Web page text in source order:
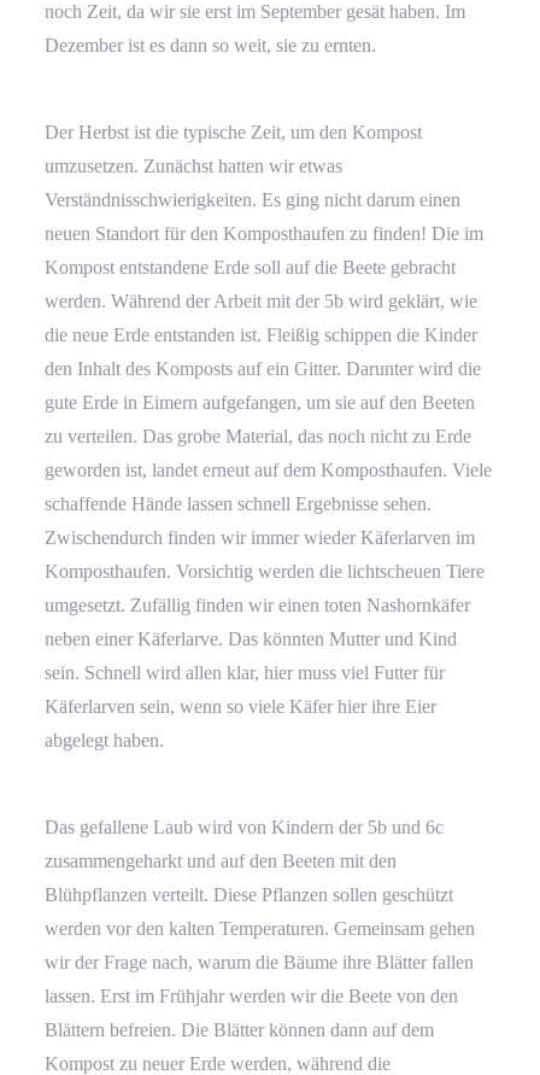
noch Zeit, da wir sie erst im September gesät haben. Im
Dezember ist es dann so weit, sie zu ernten.
Der Herbst ist die typische Zeit, um den Kompost
umzusetzen. Zunächst hatten wir etwas
Verständnisschwierigkeiten. Es ging nicht darum einen
neuen Standort für den Komposthaufen zu finden! Die im
Kompost entstandene Erde soll auf die Beete gebracht
werden. Während der Arbeit mit der 5b wird geklärt, wie
die neue Erde entstanden ist. Fleißig schippen die Kinder
den Inhalt des Komposts auf ein Gitter. Darunter wird die
gute Erde in Eimern aufgefangen, um sie auf den Beeten
zu verteilen. Das grobe Material, das noch nicht zu Erde
geworden ist, landet erneut auf dem Komposthaufen. Viele
schaffende Hände lassen schnell Ergebnisse sehen.
Zwischendurch finden wir immer wieder Käferlarven im
Komposthaufen. Vorsichtig werden die lichtscheuen Tiere
umgesetzt. Zufällig finden wir einen toten Nashornkäfer
neben einer Käferlarve. Das könnten Mutter und Kind
sein. Schnell wird allen klar, hier muss viel Futter für
Käferlarven sein, wenn so viele Käfer hier ihre Eier
abgelegt haben.
Das gefallene Laub wird von Kindern der 5b und 6c
zusammengeharkt und auf den Beeten mit den
Blühpflanzen verteilt. Diese Pflanzen sollen geschützt
werden vor den kalten Temperaturen. Gemeinsam gehen
wir der Frage nach, warum die Bäume ihre Blätter fallen
lassen. Erst im Frühjahr werden wir die Beete von den
Blättern befreien. Die Blätter können dann auf dem
Kompost zu neuer Erde werden, während die